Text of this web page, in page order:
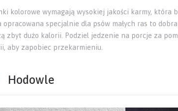
kolorowe wymagają wysokiej jakości karmy,
opracowana specjalnie dla psów małych ras to
zbyt dużo kalorii. Podziel jedzenie na porcje za
aby zapobiec przekarmieniu.
Hodowle